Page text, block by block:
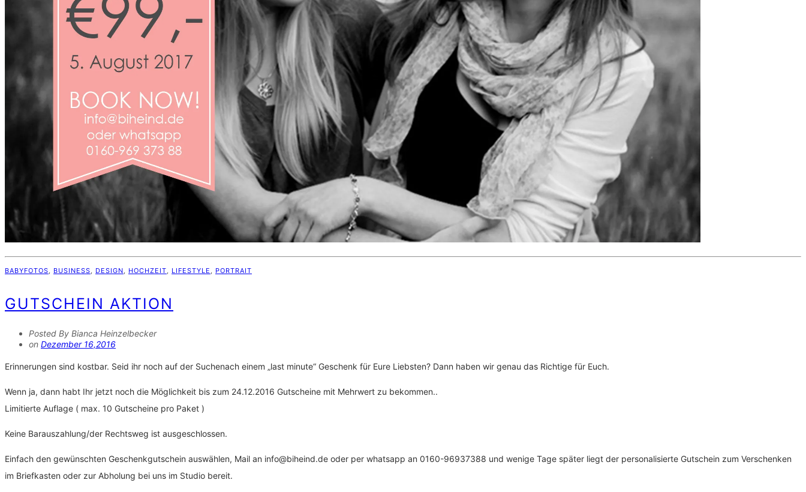
BABYFOTOS BUSINESS DESIGN HOCHZEIT LIFESTYLE PORTRAIT
GUTSCHEIN AKTION
Posted By Bianca Heinzelbecker
on Dezember 16,2016
Erinnerungen sind kostbar. Seid ihr noch auf der Suchenach einem „last minute“ Geschenk für Eure Liebsten? Dann haben wir genau das Richtige für Euch.
Wenn ja, dann habt Ihr jetzt noch die Möglichkeit bis zum 24.12.2016 Gutscheine mit Mehrwert zu bekommen..
Limitierte Auflage ( max. 10 Gutscheine pro Paket )
Keine Barauszahlung/der Rechtsweg ist ausgeschlossen.
Einfach den gewünschten Geschenkgutschein auswählen, Mail an info@biheind.de oder per whatsapp an 0160-96937388 und wenige Tage später liegt der personalisierte Gutschein zum Verschenken
im Briefkasten oder zur Abholung bei uns im Studio bereit.